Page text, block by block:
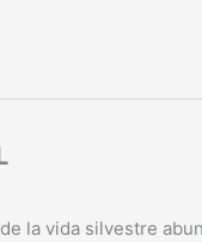
la vida silvestre